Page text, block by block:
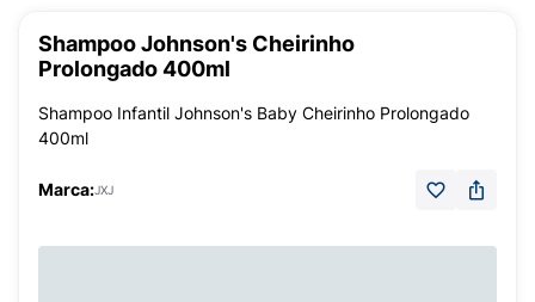
Shampoo Johnson's Cheirinho
Prolongado 400ml
Shampoo Infantil Johnson's Baby Cheirinho Prolongado
400ml
Marca:JXJ